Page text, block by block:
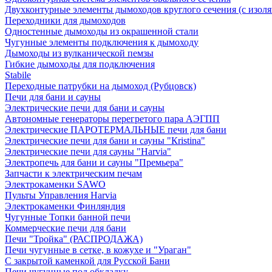
Двухконтурные элементы дымоходов круглого сечения (с
Переходники для дымоходов
Одностенные дымоходы из окрашенной стали
Чугунные элементы подключения к дымоходу
Дымоходы из вулканической пемзы
Гибкие дымоходы для подключения
Stabile
Переходные патрубки на дымоход (Рубцовск)
Печи для бани и сауны
Электрические печи для бани и сауны
Автономные генераторы перегретого пара АЭГПП
Электрические ПАРОТЕРМАЛЬНЫЕ печи для бани
Электрические печи для бани и сауны "Кristina"
Электрические печи для сауны "Harvia"
Электропечь для бани и сауны "Премьера"
Запчасти к электрическим печам
Электрокаменки SAWO
Пульты Управления Harvia
Электрокаменки Финляндия
Чугунные Топки банной печи
Коммерческие печи для бани
Печи "Тройка" (РАСПРОДАЖА)
Печи чугунные в сетке, в кожухе и "Ураган"
С закрытой каменкой для Русской Бани